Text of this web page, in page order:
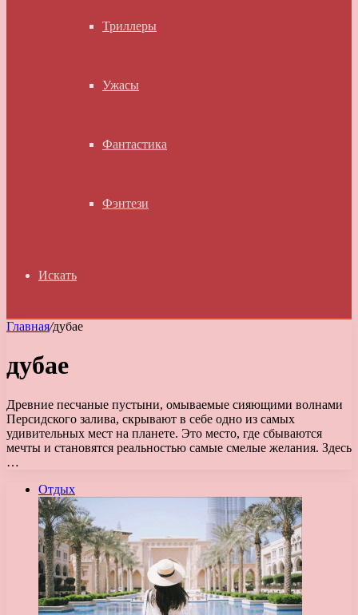
Триллеры
Ужасы
Фантастика
Фэнтези
Искать
Главная/дубае
дубае
Древние песчаные пустыни, омываемые сияющими волнами
Персидского залива, скрывают в себе одно из самых
удивительных мест на планете. Это место, где сбываются
мечты и становятся реальностью самые смелые желания. Здесь
…
Отдых